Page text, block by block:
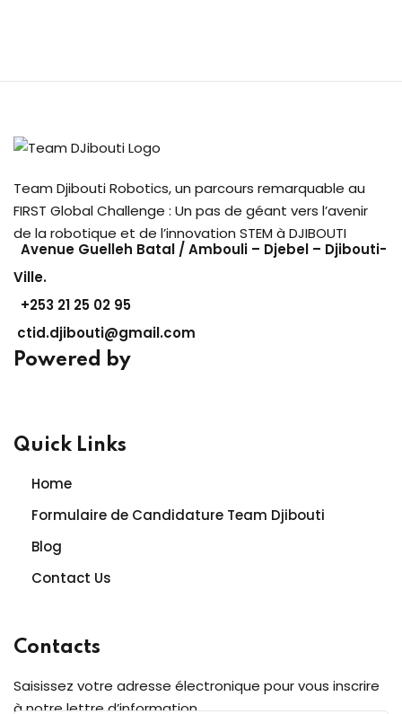
Team Djibouti Robotics, un parcours remarquable au
FIRST Global Challenge : Un pas de géant vers l’avenir
de la robotique et de l’innovation STEM à DJIBOUTI
Avenue Guelleh Batal / Ambouli – Djebel – Djibouti-
Ville.
+253 21 25 02 95
ctid.djibouti@gmail.com
Powered by
Quick Links
Home
Formulaire de Candidature Team Djibouti
Blog
Contact Us
Contacts
Saisissez votre adresse électronique pour vous inscrire
à notre lettre d’information